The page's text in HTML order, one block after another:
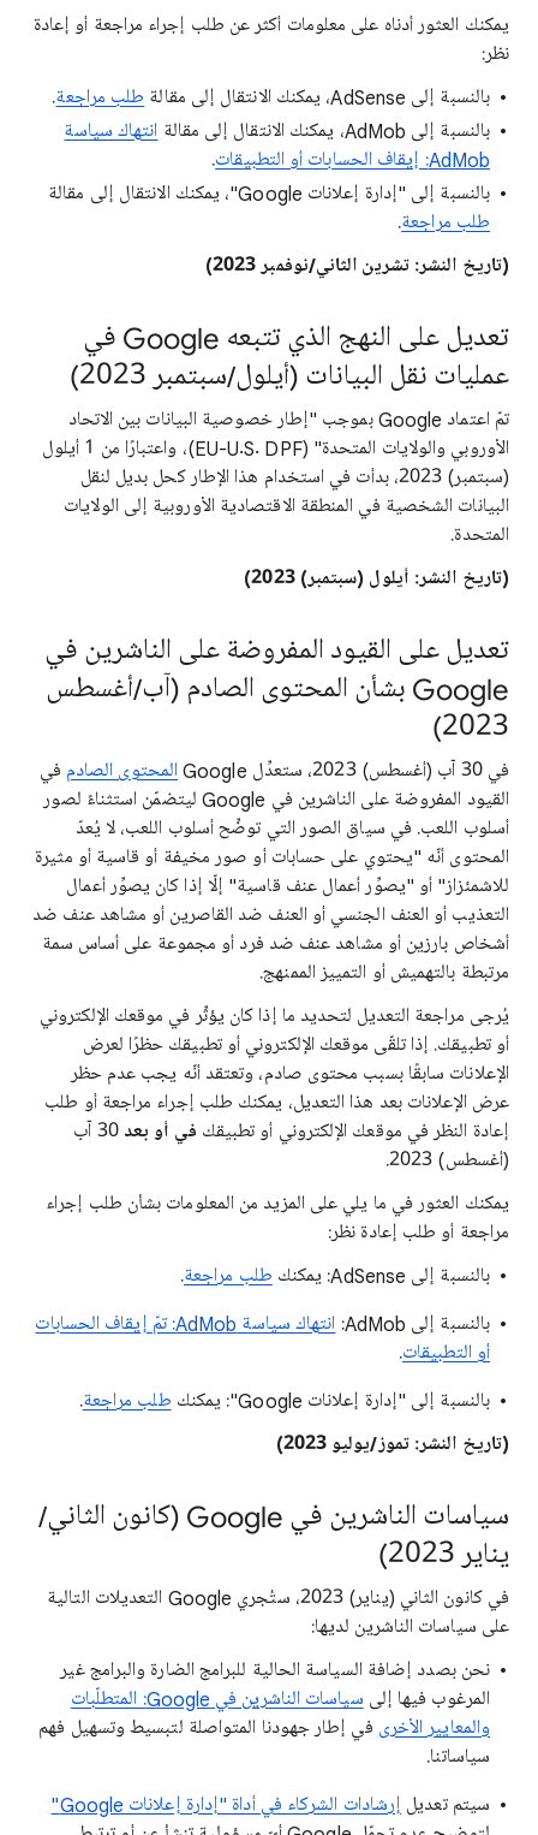
يمكنك العثور أدناه على معلومات أكثر عن طلب إجراء مراجعة أو إعادة
نظر:
بالنسبة إلى AdSense، يمكنك الانتقال إلى مقالة
طلب مراجعة.
بالنسبة إلى AdMob، يمكنك الانتقال إلى مقالة
انتهاك سياسة
AdMob: إيقاف الحسابات أو التطبيقات
.
بالنسبة إلى "إدارة إعلانات Google"، يمكنك الانتقال إلى مقالة
طلب مراجعة.
(تاريخ النشر: تشرين الثاني/نوفمبر 2023)
تعديل على النهج الذي تتبعه Google في
عمليات نقل البيانات (أيلول/سبتمبر 2023)
تمّ اعتماد Google بموجب "إطار خصوصية البيانات بين الاتحاد
الأوروبي والولايات المتحدة" (EU-U.S. DPF)، واعتبارًا من 1 أيلول
(سبتمبر) 2023، بدأت في استخدام هذا الإطار كحل بديل لنقل
البيانات الشخصية في المنطقة الاقتصادية الأوروبية إلى الولايات
المتحدة.
(تاريخ النشر: أيلول (سبتمبر) 2023)
تعديل على القيود المفروضة على الناشرين في
Google بشأن المحتوى الصادم (آب/أغسطس
2023)
في 30 آب (أغسطس) 2023، ستعدِّل Google المحتوى الصادم في
القيود المفروضة على الناشرين في Google ليتضمّن استثناءً لصور
أسلوب اللعب. في سياق الصور التي توضِّح أسلوب اللعب، لا يُعدّ
المحتوى أنّه "يحتوي على حسابات أو صور مخيفة أو قاسية أو مثيرة
للاشمئزاز" أو "يصوِّر أعمال عنف قاسية" إلّا إذا كان يصوِّر أعمال
التعذيب أو العنف الجنسي أو العنف ضد القاصرين أو مشاهد عنف ضد
أشخاص بارزين أو مشاهد عنف ضد فرد أو مجموعة على أساس سمة
مرتبطة بالتهميش أو التمييز الممنهج.
يُرجى مراجعة التعديل لتحديد ما إذا كان يؤثِّر في موقعك الإلكتروني
أو تطبيقك. إذا تلقّى موقعك الإلكتروني أو تطبيقك حظرًا لعرض
الإعلانات سابقًا بسبب محتوى صادم، وتعتقد أنّه يجب عدم حظر
عرض الإعلانات بعد هذا التعديل، يمكنك طلب إجراء مراجعة أو طلب
إعادة النظر في موقعك الإلكتروني أو تطبيقك في أو بعد
30 آب
(أغسطس) 2023.
يمكنك العثور في ما يلي على المزيد من المعلومات بشأن طلب إجراء
مراجعة أو طلب إعادة نظر:
بالنسبة إلى AdSense: يمكنك
طلب مراجعة.
بالنسبة إلى AdMob:
انتهاك سياسة AdMob: تمّ إيقاف الحسابات
أو التطبيقات.
بالنسبة إلى "إدارة إعلانات Google": يمكنك
طلب مراجعة.
(تاريخ النشر: تموز/يوليو 2023)
سياسات الناشرين في Google (كانون الثاني/
يناير 2023)
في كانون الثاني (يناير) 2023، ستُجري Google التعديلات التالية
على سياسات الناشرين لديها:
نحن بصدد إضافة السياسة الحالية للبرامج الضارة والبرامج غير
المرغوب فيها إلى
سياسات الناشرين في Google: المتطلّبات
والمعايير الأخرى في إطار جهودنا المتواصلة لتبسيط وتسهيل فهم
سياساتنا.
سيتم تعديل إرشادات الشركاء في أداة "إدارة إعلانات Google"